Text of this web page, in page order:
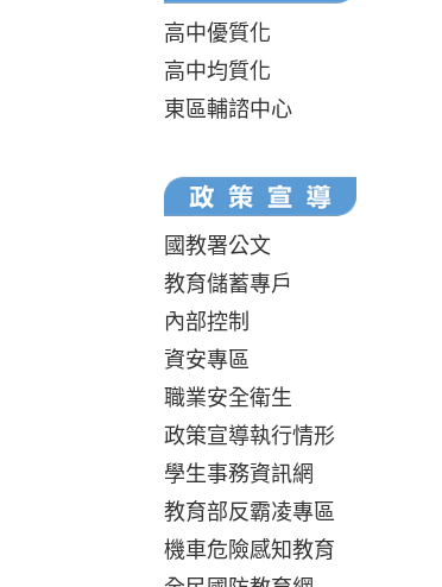
高中優質化
高中均質化
東區輔諮中心
國教署公文
教育儲蓄專戶
內部控制
資安專區
職業安全衛生
政策宣導執行情形
學生事務資訊網
教育部反霸凌專區
機車危險感知教育